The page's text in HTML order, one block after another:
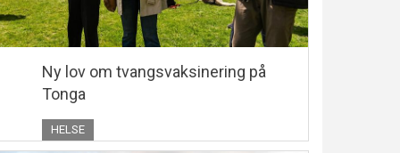
Ny lov om tvangsvaksinering på
Tonga
HELSE